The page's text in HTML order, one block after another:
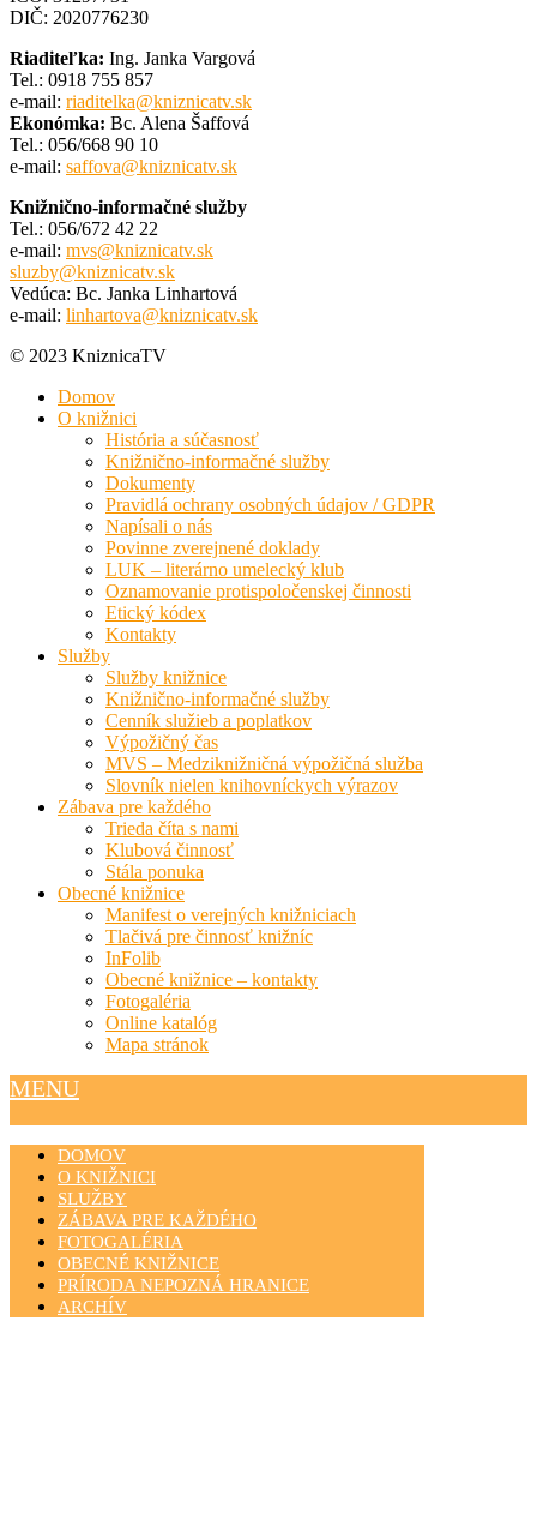
DIČ: 2020776230
Riaditeľka: Ing. Janka Vargová
Tel.: 0918 755 857
e-mail: riaditelka@kniznicatv.sk
Ekonómka: Bc. Alena Šaffová
Tel.: 056/668 90 10
e-mail: saffova@kniznicatv.sk
Knižnično-informačné služby
Tel.: 056/672 42 22
e-mail: mvs@kniznicatv.sk
sluzby@kniznicatv.sk
Vedúca: Bc. Janka Linhartová
e-mail: linhartova@kniznicatv.sk
© 2023 KniznicaTV
Domov
O knižnici
História a súčasnosť
Knižnično-informačné služby
Dokumenty
Pravidlá ochrany osobných údajov / GDPR
Napísali o nás
Povinne zverejnené doklady
LUK – literárno umelecký klub
Oznamovanie protispoločenskej činnosti
Etický kódex
Kontakty
Služby
Služby knižnice
Knižnično-informačné služby
Cenník služieb a poplatkov
Výpožičný čas
MVS – Medziknižničná výpožičná služba
Slovník nielen knihovníckych výrazov
Zábava pre každého
Trieda číta s nami
Klubová činnosť
Stála ponuka
Obecné knižnice
Manifest o verejných knižniciach
Tlačivá pre činnosť knižníc
InFolib
Obecné knižnice – kontakty
Fotogaléria
Online katalóg
Mapa stránok
MENU
DOMOV
O KNIŽNICI
SLUŽBY
ZÁBAVA PRE KAŽDÉHO
FOTOGALÉRIA
OBECNÉ KNIŽNICE
PRÍRODA NEPOZNÁ HRANICE
ARCHÍV